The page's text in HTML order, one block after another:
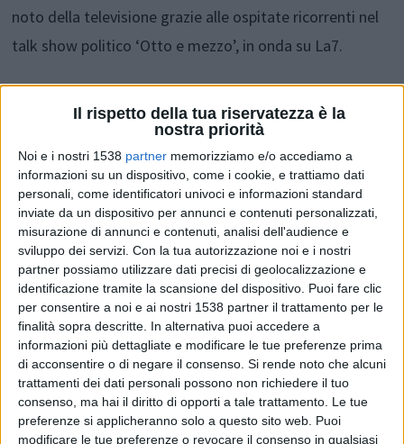
Il rispetto della tua riservatezza è la
nostra priorità
Noi e i nostri 1538 partner memorizziamo e/o accediamo a
informazioni su un dispositivo, come i cookie, e trattiamo dati
personali, come identificatori univoci e informazioni standard
inviate da un dispositivo per annunci e contenuti personalizzati,
misurazione di annunci e contenuti, analisi dell'audience e
sviluppo dei servizi. Con la tua autorizzazione noi e i nostri
partner possiamo utilizzare dati precisi di geolocalizzazione e
identificazione tramite la scansione del dispositivo. Puoi fare clic
per consentire a noi e ai nostri 1538 partner il trattamento per le
finalità sopra descritte. In alternativa puoi accedere a
informazioni più dettagliate e modificare le tue preferenze prima
di acconsentire o di negare il consenso. Si rende noto che alcuni
trattamenti dei dati personali possono non richiedere il tuo
consenso, ma hai il diritto di opporti a tale trattamento. Le tue
preferenze si applicheranno solo a questo sito web. Puoi
modificare le tue preferenze o revocare il consenso in qualsiasi
noto della televisione grazie alle ospitate ricorrenti nel
talk show politico ‘Otto e mezzo’, in onda su La7.
Tante le personalità di spicco che hanno preso parte
all’evento: oltre alla Palmerini, premiata in
“Identità culturale del nostro tempo”, sono intervenuti il
sindaco di Pescara, Carlo Masci, (il Premio è realizzato
con il patrocinio del Comune di Pescara), l’assessore
comunale alla Cultura, Maria Rita Carota, lo scrittore e
presidente di giuria, Giovanni D’Alessandro, la scrittrice
Paola Di Biase D’Ilio, ideatrice del concorso insieme a
Pierluigi Francini, storico imprenditore pescarese,
titolare dell’azienda D’Amico Parrozzo.Un successo
annunciato per questa settima edizione, che ha raccolto
oltre 150 volumi di saggistica e poesia, arrivati da tutta